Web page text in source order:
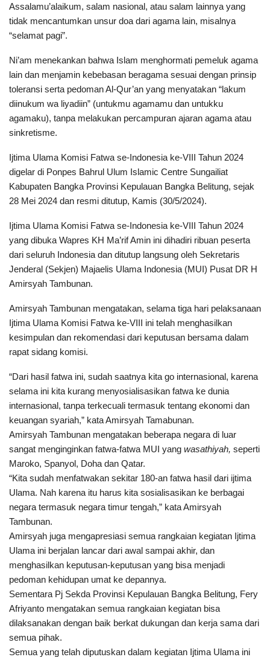
Assalamu’alaikum, salam nasional, atau salam lainnya yang
tidak mencantumkan unsur doa dari agama lain, misalnya
“selamat pagi”.
Ni’am menekankan bahwa Islam menghormati pemeluk agama
lain dan menjamin kebebasan beragama sesuai dengan prinsip
toleransi serta pedoman Al-Qur’an yang menyatakan “lakum
diinukum wa liyadiin” (untukmu agamamu dan untukku
agamaku), tanpa melakukan percampuran ajaran agama atau
sinkretisme.
Ijtima Ulama Komisi Fatwa se-Indonesia ke-VIII Tahun 2024
digelar di Ponpes Bahrul Ulum Islamic Centre Sungailiat
Kabupaten Bangka Provinsi Kepulauan Bangka Belitung, sejak
28 Mei 2024 dan resmi ditutup, Kamis (30/5/2024).
Ijtima Ulama Komisi Fatwa se-Indonesia ke-VIII Tahun 2024
yang dibuka Wapres KH Ma’rif Amin ini dihadiri ribuan peserta
dari seluruh Indonesia dan ditutup langsung oleh Sekretaris
Jenderal (Sekjen) Majaelis Ulama Indonesia (MUI) Pusat DR H
Amirsyah Tambunan.
Amirsyah Tambunan mengatakan, selama tiga hari pelaksanaan
Ijtima Ulama Komisi Fatwa ke-VIII ini telah menghasilkan
kesimpulan dan rekomendasi dari keputusan bersama dalam
rapat sidang komisi.
“Dari hasil fatwa ini, sudah saatnya kita go internasional, karena
selama ini kita kurang menyosialisasikan fatwa ke dunia
internasional, tanpa terkecuali termasuk tentang ekonomi dan
keuangan syariah,” kata Amirsyah Tamabunan.
Amirsyah Tambunan mengatakan beberapa negara di luar
sangat menginginkan fatwa-fatwa MUI yang wasathiyah, seperti
Maroko, Spanyol, Doha dan Qatar.
“Kita sudah menfatwakan sekitar 180-an fatwa hasil dari ijtima
Ulama. Nah karena itu harus kita sosialisasikan ke berbagai
negara termasuk negara timur tengah,” kata Amirsyah
Tambunan.
Amirsyah juga mengapresiasi semua rangkaian kegiatan Ijtima
Ulama ini berjalan lancar dari awal sampai akhir, dan
menghasilkan keputusan-keputusan yang bisa menjadi
pedoman kehidupan umat ke depannya.
Sementara Pj Sekda Provinsi Kepulauan Bangka Belitung, Fery
Afriyanto mengatakan semua rangkaian kegiatan bisa
dilaksanakan dengan baik berkat dukungan dan kerja sama dari
semua pihak.
Semua yang telah diputuskan dalam kegiatan Ijtima Ulama ini